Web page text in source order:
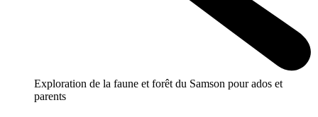
Exploration de la faune et forêt du Samson pour ados et
parents